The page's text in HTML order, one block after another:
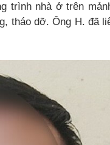
trình nhà ở trên
tháo dỡ. Ông H. đã